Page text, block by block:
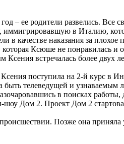
– ее родители развелись. Все
в Италию,
качестве наказания за плохое
Ксюше не понравилась и
Ксения встречалась более двух
поступила на 2-й курс в
быть телеведущей и
в поисках
Дом 2. Проект Дом 2
Позже она приняла